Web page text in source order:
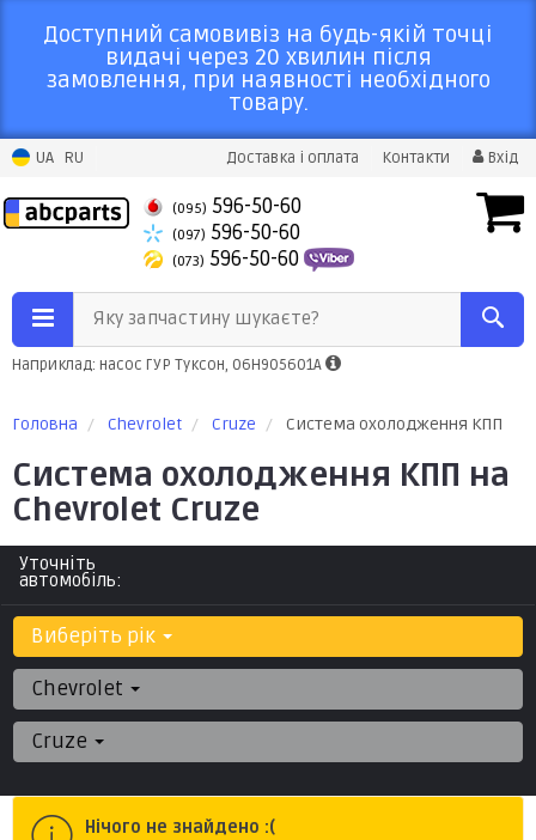
Доступний самовивіз на будь-якій точці
видачі через 20 хвилин після
замовлення, при наявності необхідного
товару.
UA RU Доставка і оплата Контакти Вхід
(095) 596-50-60
(097) 596-50-60
(073) 596-50-60
Яку запчастину шукаєте?
Наприклад: насос ГУР Туксон, 06H905601A
Головна Chevrolet Cruze Система охолодження КПП
Система охолодження КПП на
Chevrolet Cruze
Уточніть
автомобіль:
Виберіть рік
Chevrolet
Cruze
Нічого не знайдено :(